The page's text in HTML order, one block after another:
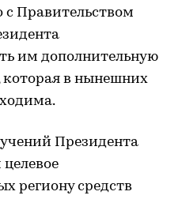
с Правительством
им дополнительную
в нынешних
Президента
региону средств